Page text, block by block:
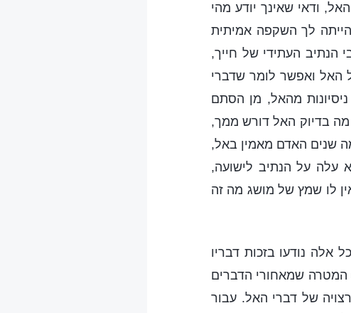
ודאי שאינך יודע מהי
לך השקפה אמיתית
הנתיב העתידי של חייך,
האל ואפשר לומר שדברי
מהאל, מן הסתם
מה בדיוק האל דורש ממך,
שנים האדם מאמין באל,
עלה על הנתיב לישועה,
לו שמץ של מושג מה זה
אלה נודעו בזכות דבריו
המטרה שמאחורי הדברים
של דברי האל. עבור